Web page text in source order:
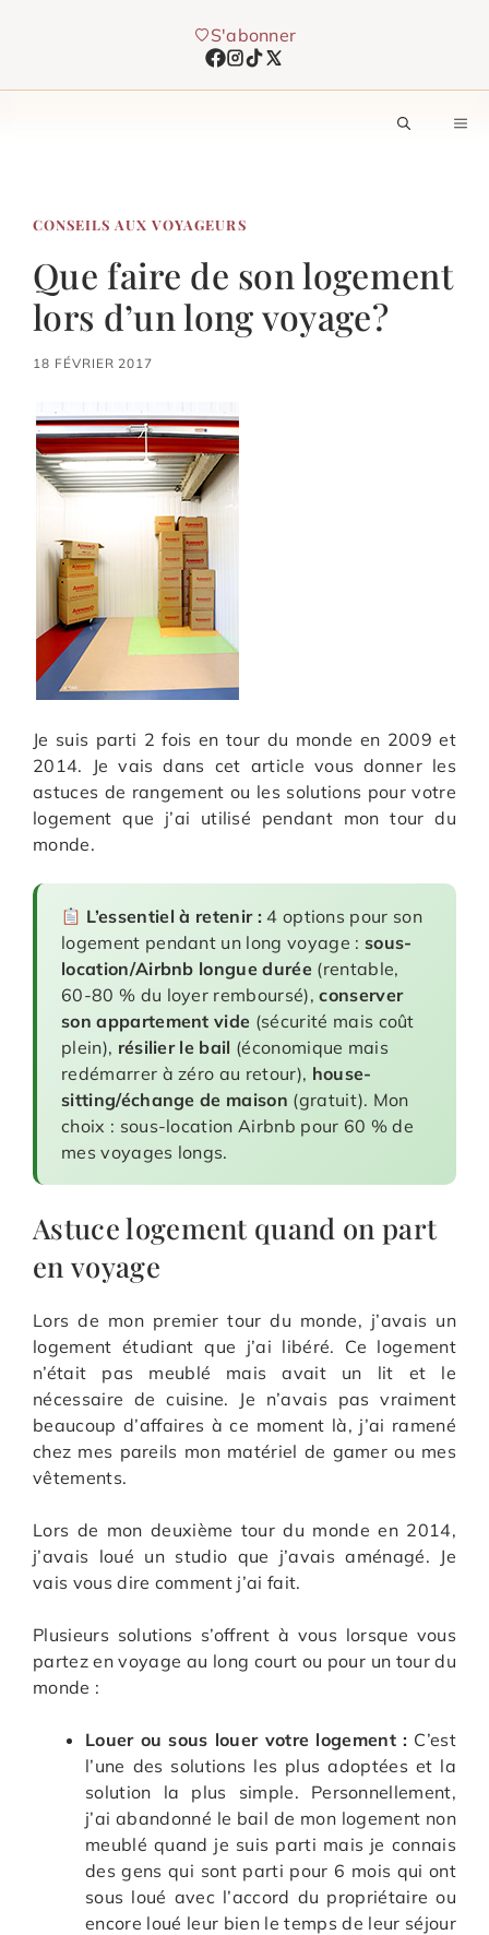
S'abonner
CONSEILS AUX VOYAGEURS
Que faire de son logement
lors d’un long voyage?
18 FÉVRIER 2017
Je suis parti 2 fois en tour du monde en 2009 et
2014. Je vais dans cet article vous donner les
astuces de rangement ou les solutions pour votre
logement que j’ai utilisé pendant mon tour du
monde.
L’essentiel à retenir : 4 options pour son
logement pendant un long voyage : sous-
location/Airbnb longue durée(rentable,
60-80 % du loyer remboursé),conserver
son appartement vide (sécurité mais coût
plein), résilier le bail (économique mais
redémarrer à zéro au retour), house-
sitting/échange de maison (gratuit). Mon
choix : sous-location Airbnb pour 60 % de
mes voyages longs.
Astuce logement quand on part
en voyage
Lors de mon premier tour du monde, j’avais un
logement étudiant que j’ai libéré. Ce logement
n’était pas meublé mais avait un lit et le
nécessaire de cuisine. Je n’avais pas vraiment
beaucoup d’affaires à ce moment là, j’ai ramené
chez mes pareils mon matériel de gamer ou mes
vêtements.
Lors de mon deuxième tour du monde en 2014,
j’avais loué un studio que j’avais aménagé. Je
vais vous dire comment j’ai fait.
Plusieurs solutions s’offrent à vous lorsque vous
partez en voyage au long court ou pour un tour du
monde :
Louer ou sous louer votre logement : C’est
l’une des solutions les plus adoptées et la
solution la plus simple. Personnellement,
j’ai abandonné le bail de mon logement non
meublé quand je suis parti mais je connais
des gens qui sont parti pour 6 mois qui ont
sous loué avec l’accord du propriétaire ou
encore loué leur bien le temps de leur séjour